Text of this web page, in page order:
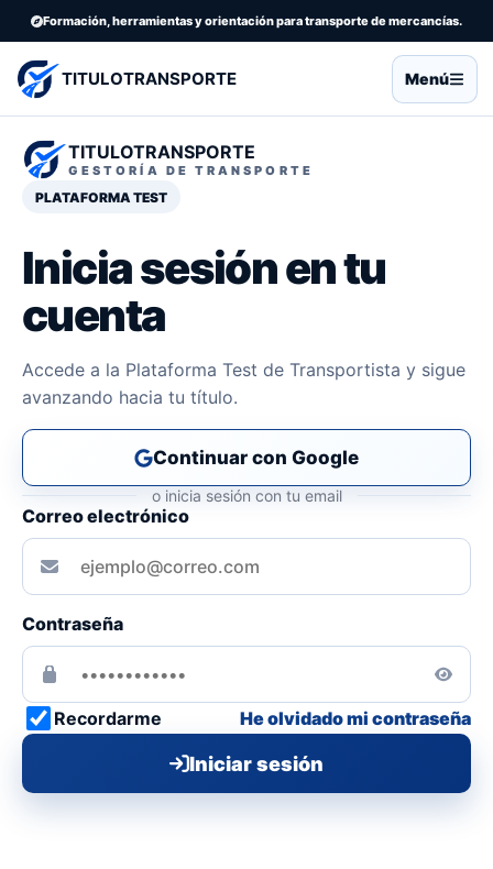
Formación, herramientas y orientación para transporte de mercancías.
TITULOTRANSPORTE Menú
TITULOTRANSPORTE
GESTORÍA DE TRANSPORTE
PLATAFORMA TEST
Inicia sesión en tu
cuenta
Accede a la Plataforma Test de Transportista y sigue
avanzando hacia tu título.
Continuar con Google
o inicia sesión con tu email
Correo electrónico
Contraseña
Recordarme He olvidado mi contraseña
Iniciar sesión